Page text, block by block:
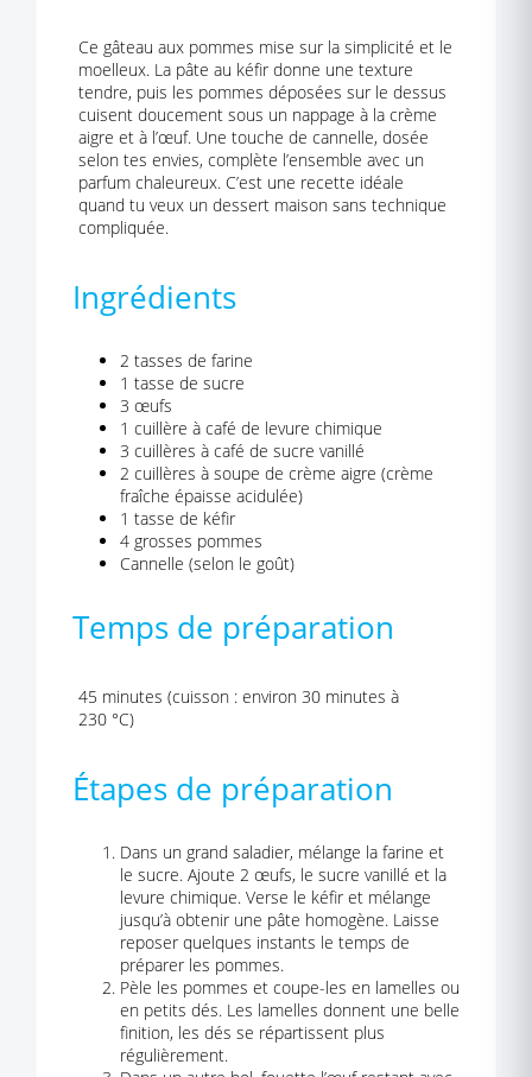
Ce gâteau aux pommes mise sur la simplicité et le
moelleux. La pâte au kéfir donne une texture
tendre, puis les pommes déposées sur le dessus
cuisent doucement sous un nappage à la crème
aigre et à l’œuf. Une touche de cannelle, dosée
selon tes envies, complète l’ensemble avec un
parfum chaleureux. C’est une recette idéale
quand tu veux un dessert maison sans technique
compliquée.
Ingrédients
2 tasses de farine
1 tasse de sucre
3 œufs
1 cuillère à café de levure chimique
3 cuillères à café de sucre vanillé
2 cuillères à soupe de crème aigre (crème
fraîche épaisse acidulée)
1 tasse de kéfir
4 grosses pommes
Cannelle (selon le goût)
Temps de préparation
45 minutes (cuisson : environ 30 minutes à
230 °C)
Étapes de préparation
Dans un grand saladier, mélange la farine et
le sucre. Ajoute 2 œufs, le sucre vanillé et la
levure chimique. Verse le kéfir et mélange
jusqu’à obtenir une pâte homogène. Laisse
reposer quelques instants le temps de
préparer les pommes.
Pèle les pommes et coupe-les en lamelles ou
en petits dés. Les lamelles donnent une belle
finition, les dés se répartissent plus
régulièrement.